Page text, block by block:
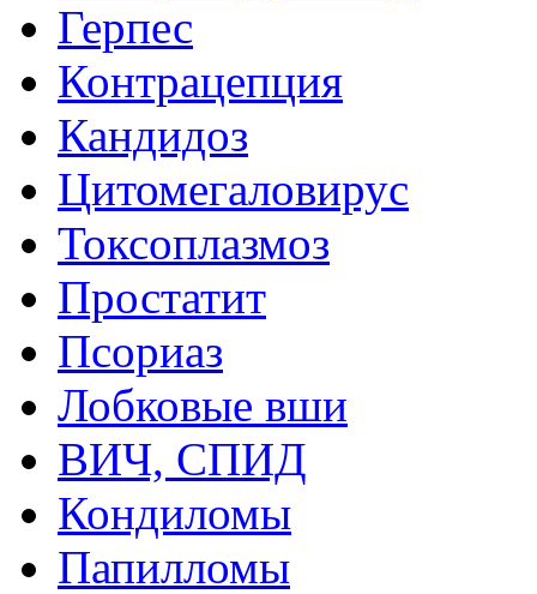
Герпес
Контрацепция
Кандидоз
Цитомегаловирус
Токсоплазмоз
Простатит
Псориаз
Лобковые вши
ВИЧ, СПИД
Кондиломы
Папилломы